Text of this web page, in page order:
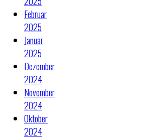
Februar
2025
Januar
2025
Dezember
2024
November
2024
Oktober
2024